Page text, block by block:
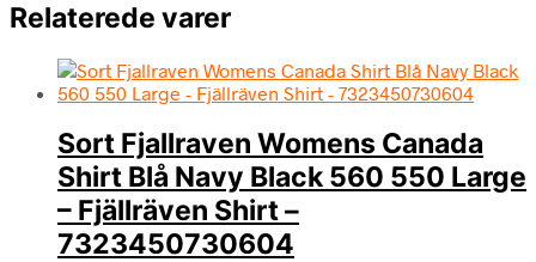
Relaterede varer
Sort Fjallraven Womens Canada
Shirt Blå Navy Black 560 550 Large
– Fjällräven Shirt –
7323450730604